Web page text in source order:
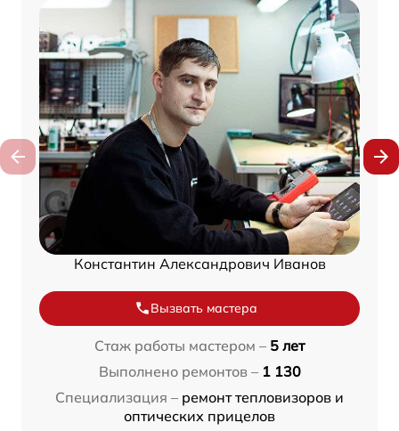
Константин Александрович Иванов
Вызвать мастера
Стаж работы мастером – 5 лет
Выполнено ремонтов – 1 130
Специализация – ремонт тепловизоров и
оптических прицелов